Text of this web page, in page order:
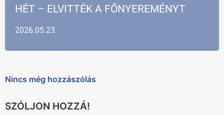
2026.05.23.
HÉT – ELVITTÉK A FŐNYEREMÉNYT
Nincs még hozzászólás